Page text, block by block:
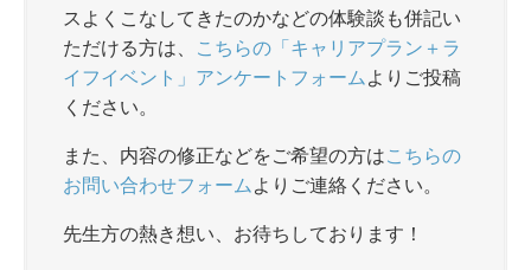
スよくこなしてきたのかなどの体験談も併記い
ただける方は、
こちらの「キャリアプラン＋ラ
イフイベント」アンケートフォーム よりご投稿
ください。
また、内容の修正などをご希望の方はこちらの
お問い合わせフォーム よりご連絡ください。
先生方の熱き想い、お待ちしております！